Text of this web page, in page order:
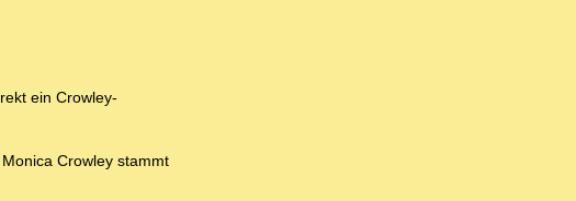
ein Crowley-
Crowley stammt